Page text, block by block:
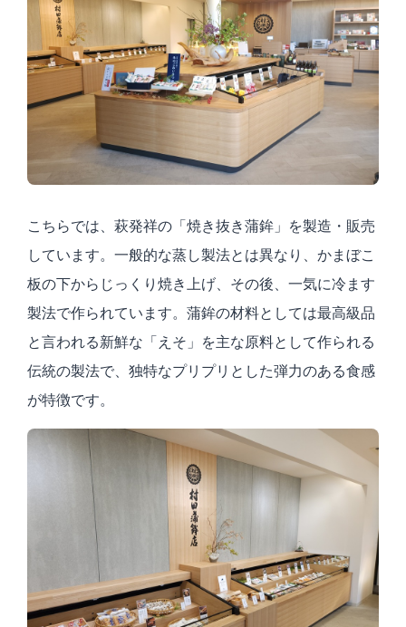
こちらでは、萩発祥の「焼き抜き蒲鉾」を製造・販売
しています。一般的な蒸し製法とは異なり、かまぼこ
板の下からじっくり焼き上げ、その後、一気に冷ます
製法で作られています。蒲鉾の材料としては最高級品
と言われる新鮮な「えそ」を主な原料として作られる
伝統の製法で、独特なプリプリとした弾力のある食感
が特徴です。